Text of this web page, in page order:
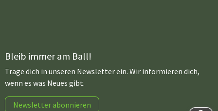
Bleib immer am Ball!
Trage dich in unseren Newsletter ein. Wir informieren dich,
wenn es was Neues gibt.
Newsletter abonnieren